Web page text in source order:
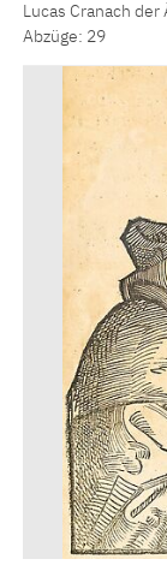
Lucas Cranach der
Abzüge: 29